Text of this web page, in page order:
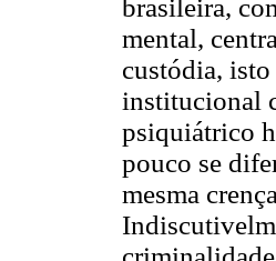
brasileira,
mental,
custódia,
institucional
psiquiátrico
pouco se
mesma